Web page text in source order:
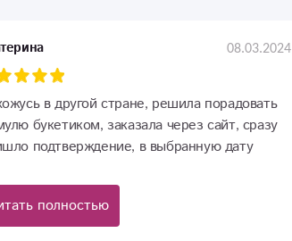
08.03.2024
в другой стране, решила порадовать
букетиком, заказала через сайт, сразу
подтверждение, в выбранную дату
что никаких лишних обзвонов или спама
было, это огромный плюс)
полностью